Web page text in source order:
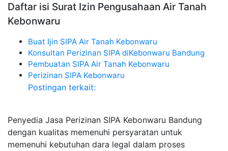
Daftar isi Surat Izin Pengusahaan Air Tanah
Kebonwaru
Buat Ijin SIPA Air Tanah Kebonwaru
Konsultan Perizinan SIPA diKebonwaru Bandung
Pembuatan SIPA Air Tanah Kebonwaru
Perizinan SIPA Kebonwaru
Postingan terkait:
Penyedia Jasa Perizinan SIPA Kebonwaru Bandung
dengan kualitas memenuhi persyaratan untuk
memenuhi kebutuhan dara legal dalam proses